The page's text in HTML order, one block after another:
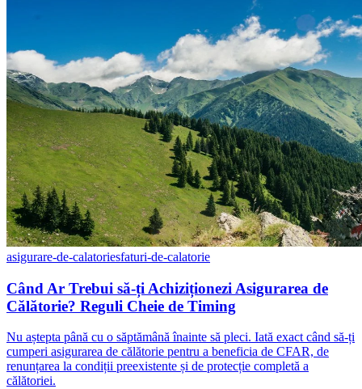
asigurare-de-calatoriesfaturi-de-calatorie
Când Ar Trebui să-ți Achiziționezi Asigurarea de
Călătorie? Reguli Cheie de Timing
Nu aștepta până cu o săptămână înainte să pleci. Iată exact când să-ți
cumperi asigurarea de călătorie pentru a beneficia de CFAR, de
renunțarea la condiții preexistente și de protecție completă a
călătoriei.